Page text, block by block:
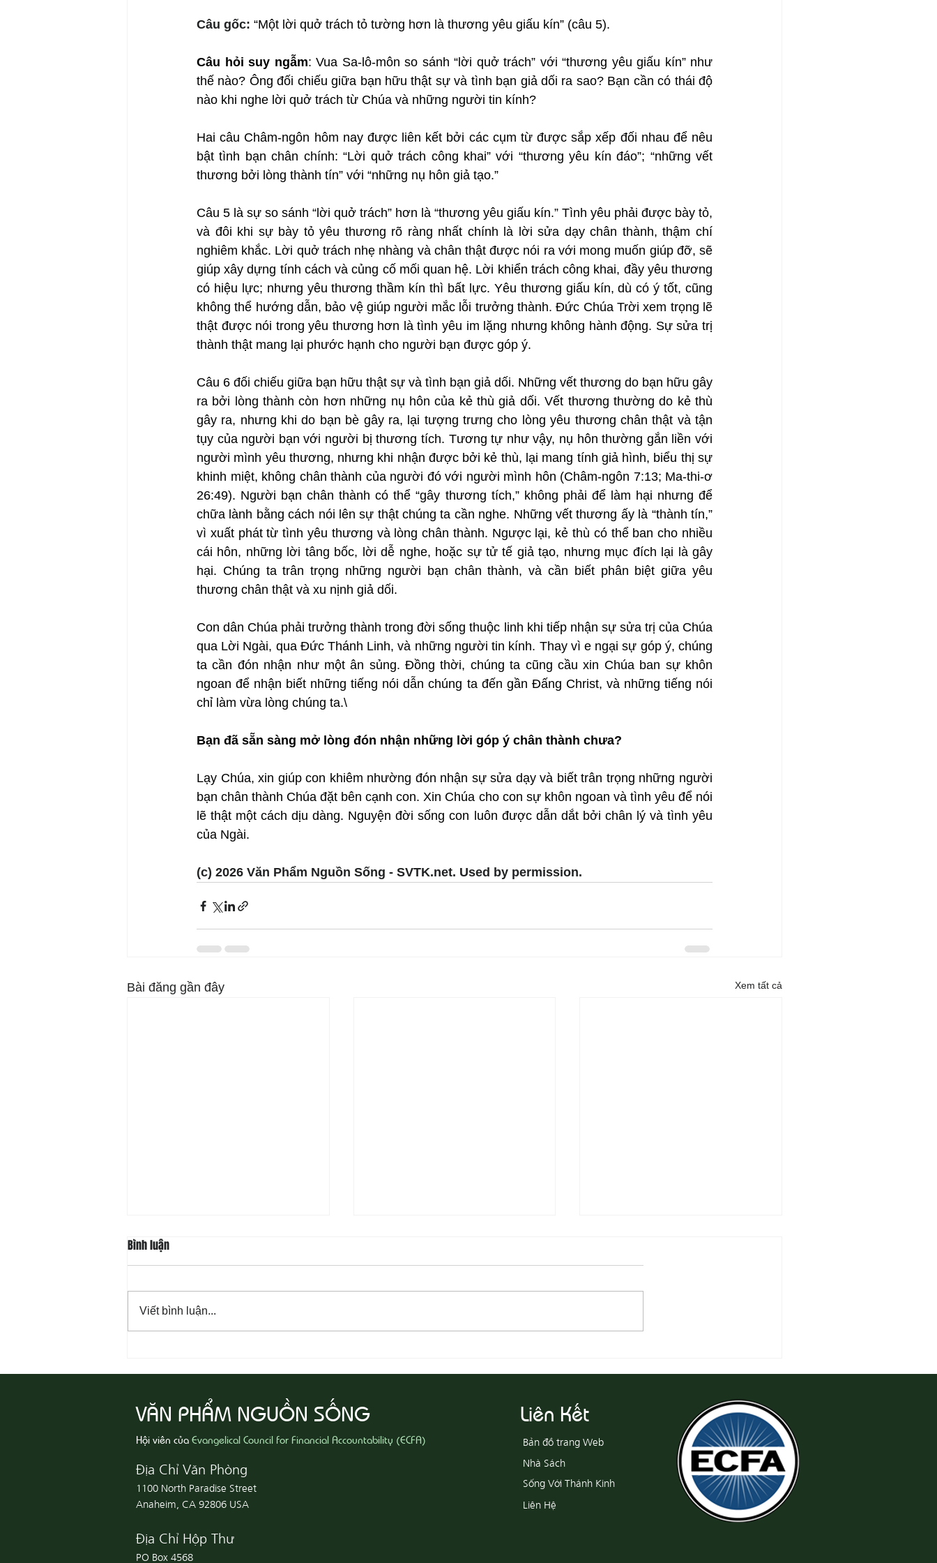
Câu gốc: “Một lời quở trách tỏ tường hơn là thương yêu giấu kín” (câu 5).
Câu hỏi suy ngẫm: Vua Sa-lô-môn so sánh “lời quở trách” với “thương yêu giấu kín” như
thế nào? Ông đối chiếu giữa bạn hữu thật sự và tình bạn giả dối ra sao? Bạn cần có thái độ
nào khi nghe lời quở trách từ Chúa và những người tin kính?
Hai câu Châm-ngôn hôm nay được liên kết bởi các cụm từ được sắp xếp đối nhau để nêu
bật tình bạn chân chính: “Lời quở trách công khai” với “thương yêu kín đáo”; “những vết
thương bởi lòng thành tín” với “những nụ hôn giả tạo.”
Câu 5 là sự so sánh “lời quở trách” hơn là “thương yêu giấu kín.” Tình yêu phải được bày tỏ,
và đôi khi sự bày tỏ yêu thương rõ ràng nhất chính là lời sửa dạy chân thành, thậm chí
nghiêm khắc. Lời quở trách nhẹ nhàng và chân thật được nói ra với mong muốn giúp đỡ, sẽ
giúp xây dựng tính cách và củng cố mối quan hệ. Lời khiển trách công khai, đầy yêu thương
có hiệu lực; nhưng yêu thương thầm kín thì bất lực. Yêu thương giấu kín, dù có ý tốt, cũng
không thể hướng dẫn, bảo vệ giúp người mắc lỗi trưởng thành. Đức Chúa Trời xem trọng lẽ
thật được nói trong yêu thương hơn là tình yêu im lặng nhưng không hành động. Sự sửa trị
thành thật mang lại phước hạnh cho người bạn được góp ý.
Câu 6 đối chiếu giữa bạn hữu thật sự và tình bạn giả dối. Những vết thương do bạn hữu gây
ra bởi lòng thành còn hơn những nụ hôn của kẻ thù giả dối. Vết thương thường do kẻ thù
gây ra, nhưng khi do bạn bè gây ra, lại tượng trưng cho lòng yêu thương chân thật và tận
tụy của người bạn với người bị thương tích. Tương tự như vậy, nụ hôn thường gắn liền với
người mình yêu thương, nhưng khi nhận được bởi kẻ thù, lại mang tính giả hình, biểu thị sự
khinh miệt, không chân thành của người đó với người mình hôn (Châm-ngôn 7:13; Ma-thi-ơ
26:49). Người bạn chân thành có thể “gây thương tích,” không phải để làm hại nhưng để
chữa lành bằng cách nói lên sự thật chúng ta cần nghe. Những vết thương ấy là “thành tín,”
vì xuất phát từ tình yêu thương và lòng chân thành. Ngược lại, kẻ thù có thể ban cho nhiều
cái hôn, những lời tâng bốc, lời dễ nghe, hoặc sự tử tế giả tạo, nhưng mục đích lại là gây
hại. Chúng ta trân trọng những người bạn chân thành, và cần biết phân biệt giữa yêu
thương chân thật và xu nịnh giả dối.
Con dân Chúa phải trưởng thành trong đời sống thuộc linh khi tiếp nhận sự sửa trị của Chúa
qua Lời Ngài, qua Đức Thánh Linh, và những người tin kính. Thay vì e ngại sự góp ý, chúng
ta cần đón nhận như một ân sủng. Đồng thời, chúng ta cũng cầu xin Chúa ban sự khôn
ngoan để nhận biết những tiếng nói dẫn chúng ta đến gần Đấng Christ, và những tiếng nói
chỉ làm vừa lòng chúng ta.\
Bạn đã sẵn sàng mở lòng đón nhận những lời góp ý chân thành chưa?
Lạy Chúa, xin giúp con khiêm nhường đón nhận sự sửa dạy và biết trân trọng những người
bạn chân thành Chúa đặt bên cạnh con. Xin Chúa cho con sự khôn ngoan và tình yêu để nói
lẽ thật một cách dịu dàng. Nguyện đời sống con luôn được dẫn dắt bởi chân lý và tình yêu
của Ngài.
(c) 2026 Văn Phẩm Nguồn Sống - SVTK.net. Used by permission.
Bài đăng gần đây Xem tất cả
Khổ
Ác
Bình luận
Viết bình luận...
VĂN PHẨM NGUỒN SỐNG
Hội viên củaEvangelical Council for Financial Accountability (ECFA)
Địa Chỉ Văn Phòng
1100 North Paradise Street
Anaheim, CA 92806 USA
Địa Chỉ Hộp Thư
PO Box 4568
Liên Kết
Bản đồ trang Web
Nhà Sách
Sống Với Thánh Kinh
Liên Hệ